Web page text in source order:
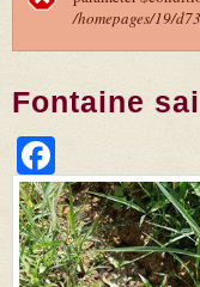
/homepages/19/
Fontaine